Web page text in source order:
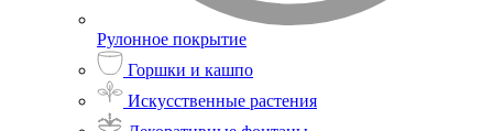
Рулонное покрытие
Горшки и кашпо
Искусственные растения